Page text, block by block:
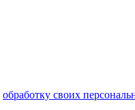
обработку своих